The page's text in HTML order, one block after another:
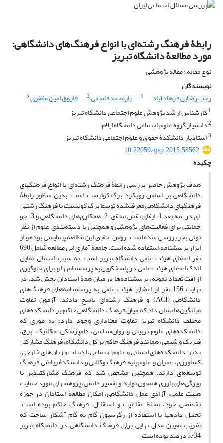
رابطۀ فرهنگ رشته‌ای با انواع فرهنگ‌های دانشگاهی:
مورد مطالعۀ دانشگاه تبریز
نوع مقاله : مقاله پژوهشی
نویسندگان
رجب رضایی فرهادآباد
1 یارمحمد قاسمی2 فاروق امین مظفری3
1کارشناس ارشد پژوهش علوم اجتماعی دانشگاه تبریز
2دانشیار گروه علوم اجتماعی دانشگاه ایلام
3استادیار دانشکدۀ حقوق و علوم اجتماعی دانشگاه تبریز
10.22059/ijsp.2015.58562
چکیده
هدف پژوهش حاضر بررسی رابطۀ فرهنگ رشته‌ای با انواع فرهنگ­های
دانشگاهی بر اساس رویکرد برگ کوئیست است. بدین منظور رابطۀ
فرهنگ­های دانشگاهی معرفی­شده توسط برگ کوئیست با فرهنگ رشته­
ای در سه بعد 1. ایفای نقش محقق؛ 2. همکاری‌های دانشگاهی و 3. جو
حمایتی برای فعالیت‌های پژوهشی و همچنین با دسته‌بندی علوم از نظر
تونی بچر بررسی شده است. روش تحقیق این مطالعه پیمایشی بوده و از
ابزار پرسشنامه استفاده شده است. جامعۀ آماری این مطالعه شامل 690
نفر اعضای هیئت علمی دانشگاه تبریز است. به سبب احتمال تمایل
اندک اعضای هیئت علمی در پاسخگویی به پرسشنامه­ها و برای جلوگیری
از افت تعداد نمونه، پرسشنامه‌ها در میان همۀ استادان پخش شد. در
نهایت 156 نفر از اعضای هیئت علمی به پرسشنامه‌های فرهنگ‌های
دانشگاهی (ACI) و فرهنگ رشته‌ای پاسخ دادند. آزمون تفاوت
میانگین‌ها نشان داد که میان فرهنگ دانشگاهی حاکم بر دانشکده‌های
مختلف دانشگاه تبریز تفاوت معناداری وجود دارد؛ به طوری که
دانشکده‌های علوم تربیتی و روان‌شناسی، دامپزشکی، مکانیک، برق،
فیزیک و شیمی، همانند فرهنگ حاکم بر کل دانشگاه، فرهنگ مشارکت­
پذیر؛ دانشکده‌های انسانی و علوم اجتماعی، ادبیات و زبان‌های خارجی،
کشاورزی، عمران و علوم پایه فرهنگ وکالتی و دانشکدۀ ریاضی فرهنگ
توسعه‌ای دارند. همچنین مشخص شد که فرهنگ مشارکت­پذیر با
ویژگی‌های بارزی همچون تولید و تفسیر دانش، پژوهش­های مورد حمایت
هیئت علمی، آزادی عمل دانشگاهی، امکان مطالعۀ استادان در حوزۀ
تخصصی خود، تسلط عقلانیت و استقلال، فرهنگِ حاکم بوده است.
تحلیل داده­ها با استفاده از رگرسیون گام به گام آشکار ساخت که
ضریب تعیین مدل نهایی برای فرهنگ دانشگاهی در دانشگاه تبریز
5/34 درصد بوده است